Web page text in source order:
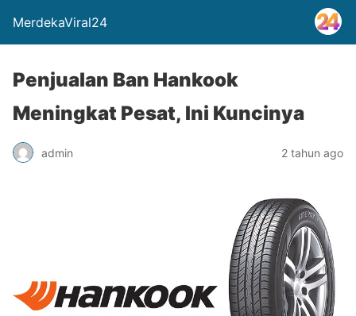
MerdekaViral24
Penjualan Ban Hankook
Meningkat Pesat, Ini Kuncinya
admin 2 tahun ago